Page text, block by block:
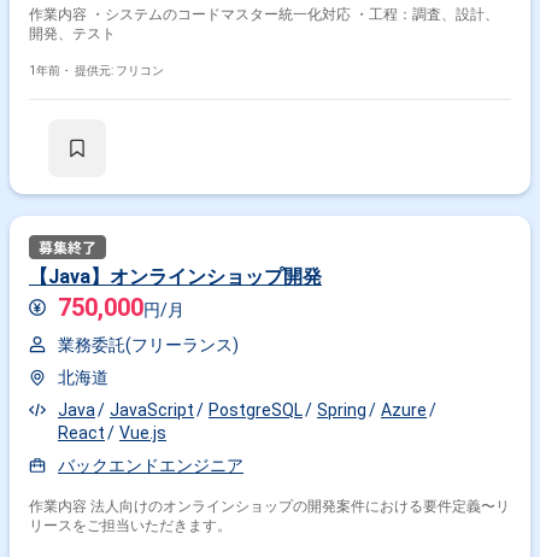
作業内容 ・システムのコードマスター統一化対応 ・工程：調査、設計、
開発、テスト
1年前・ 提供元: フリコン
【Java】オンラインショップ開発
750,000円/月
業務委託(フリーランス)
北海道
Java
JavaScript PostgreSQL Spring
Azure
React
Vue.js
バックエンドエンジニア
作業内容 法人向けのオンラインショップの開発案件における要件定義〜リ
リースをご担当いただきます。